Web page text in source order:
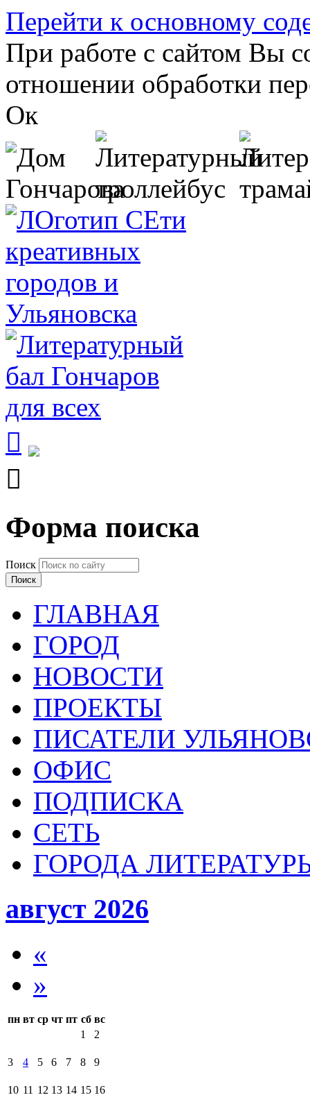
Перейти к основному
При работе с сайтом Вы
отношении обработки
Ок


Форма поиска
Поиск
ГЛАВНАЯ
ГОРОД
НОВОСТИ
ПРОЕКТЫ
ПИСАТЕЛИ
ОФИС
ПОДПИСКА
СЕТЬ
ГОРОДА
август 2026
«
»
пн вт ср чт пт сб вс
1
2
3 4 5 6 7 8 9
10 11 12 13 14 15 16